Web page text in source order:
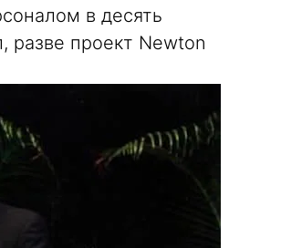
в десять
разве проект Newton